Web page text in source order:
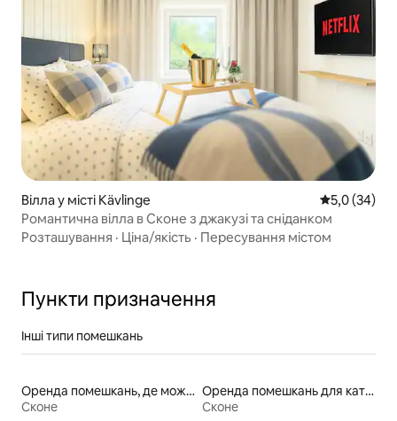
Вілла у місті Kävlinge Середня
5,0 (34)
Романтична вілла в Сконе з джакузі та сніданком
Розташування · Ціна/якість · Пересування містом
Пункти призначення
Інші типи помешкань
Оренда помешкань, де можна перебувати з домашніми тваринами
Сконе
Оренда помешкань для катання на лижах «від порога»
Сконе